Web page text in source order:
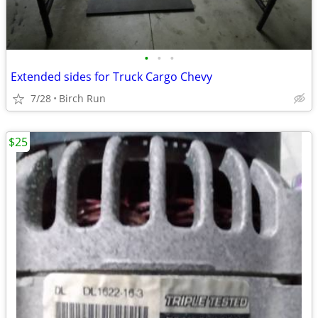
• • •
Extended sides for Truck Cargo Chevy
7/28 Birch Run
$25